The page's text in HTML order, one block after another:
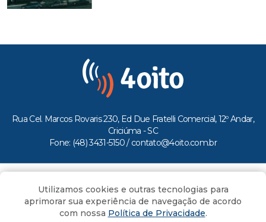
Rua Cel. Marcos Rovaris 230, Ed Due Fratelli Comercial, 12º Andar,
Criciúma - SC
Fone: (48) 3431-5150 / contato@4oito.com.br
Todos os direitos reservados ao Portal 4oito
Utilizamos cookies e outras tecnologias para
aprimorar sua experiência de navegação de acordo
com nossa Política de Privacidade.